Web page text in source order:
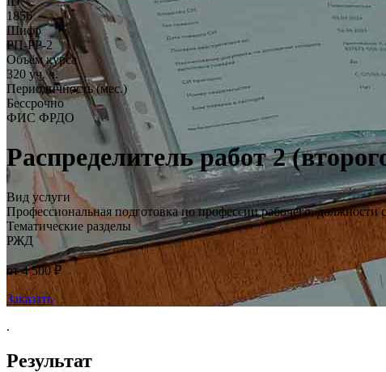
1856
Шифр
РП-РР-2
Объём курса
320 уч. ч.
Периодичность (мес.)
Бессрочно
ФИС ФРДО
Распределитель работ 2
Вид услуги
Профессиональная подготовка по профессии рабочего, должности
Тематические разделы
РЖД
от 4 500 ₽
Заказать
.
Результат